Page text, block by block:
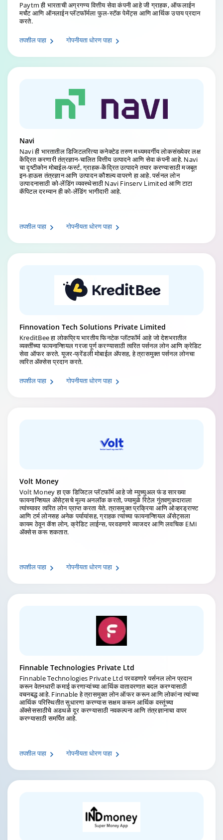
Paytm ही भारताची अग्रगण्य वित्तीय सेवा कंपनी आहे जी ग्राहक, ऑफलाईन
मर्चंट आणि ऑनलाईन प्लॅटफॉर्मला फुल-स्टॅक पेमेंट्स आणि आर्थिक उपाय प्रदान
करते.
तपशील पाहा गोपनीयता धोरण पाहा
Navi
Navi ही भारतातील डिजिटलरित्या कनेक्टेड तरुण मध्यमवर्गीय लोकसंख्येवर लक्ष
केंद्रित करणारी तंत्रज्ञान-चालित वित्तीय उत्पादने आणि सेवा कंपनी आहे. Navi
चा दृष्टीकोन मोबाईल-फर्स्ट, ग्राहक-केंद्रित उत्पादने तयार करण्यासाठी मजबूत
इन-हाऊस तंत्रज्ञान आणि उत्पादन कौशल्य वापरणे हा आहे. पर्सनल लोन
उत्पादनासाठी को-लेंडिंग व्यवस्थेसाठी Navi Finserv Limited आणि टाटा
कॅपिटल दरम्यान ही को-लेंडिंग भागीदारी आहे.
तपशील पाहा गोपनीयता धोरण पाहा
Finnovation Tech Solutions Private Limited
KreditBee हा लोकप्रिय भारतीय फिनटेक प्लॅटफॉर्म आहे जो देशभरातील
व्यक्तींच्या फायनान्शियल गरजा पूर्ण करण्यासाठी त्वरित पर्सनल लोन आणि क्रेडिट
सेवा ऑफर करते. यूजर-फ्रेंडली मोबाईल ॲपसह, हे त्रासमुक्त पर्सनल लोनचा
त्वरित ॲक्सेस प्रदान करते.
तपशील पाहा गोपनीयता धोरण पाहा
Volt Money
Volt Money हा एक डिजिटल प्लॅटफॉर्म आहे जो म्युच्युअल फंड सारख्या
फायनान्शियल ॲसेट्सचे मूल्य अनलॉक करतो, ज्यामुळे रिटेल गुंतवणुकदाराला
त्यांच्यावर त्वरित लोन प्राप्त करता येते. त्रासमुक्त प्रक्रिया आणि ओव्हरड्राफ्ट
आणि टर्म लोनसह अनेक पर्यायांसह, ग्राहक त्यांच्या फायनान्शियल ॲसेट्सला
कायम ठेवून कॅश लोन, क्रेडिट लाईन्स, परवडणारे व्याजदर आणि लवचिक EMI
ॲक्सेस करू शकतात.
तपशील पाहा गोपनीयता धोरण पाहा
Finnable Technologies Private Ltd
Finnable Technologies Private Ltd परवडणारे पर्सनल लोन प्रदान
करून वेतनधारी कमाई करणाऱ्यांच्या आर्थिक वातावरणात बदल करण्यासाठी
वचनबद्ध आहे. Finnable हे त्रासमुक्त लोन ऑफर करून आणि लोकांना त्यांच्या
आर्थिक परिस्थितीत सुधारणा करण्यास सक्षम करून आर्थिक वस्तूंच्या
ॲक्सेससाठीचे अडथळे दूर करण्यासाठी नवकल्पना आणि तंत्रज्ञानाचा वापर
करण्यासाठी समर्पित आहे.
तपशील पाहा गोपनीयता धोरण पाहा